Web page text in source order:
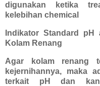
digunakan ketika
kelebihan chemical
Indikator Standard
Kolam Renang
Agar kolam renang
kejernihannya, maka
terkait pH dan